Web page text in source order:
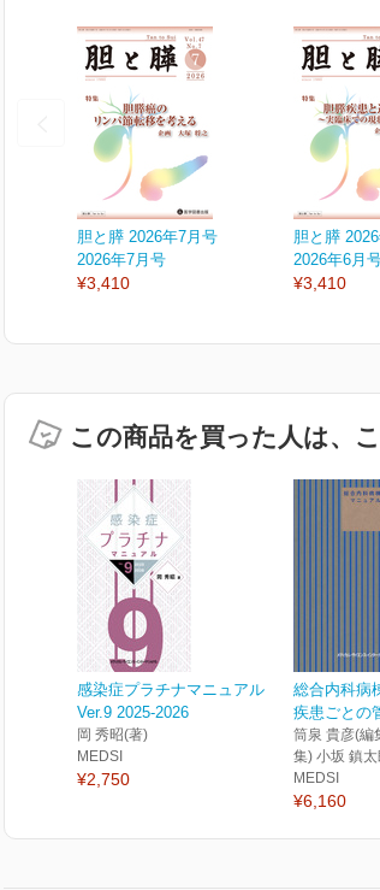
胆と膵 2026年7月号
2026年7月号
¥3,410
胆と膵
2026年6月
¥3,410
この商品を買った人は、
感染症プラチナマニュアル
Ver.9 2025-2026
岡 秀昭(著)
MEDSI
¥2,750
総合内科病
疾患ごとの
筒泉 貴彦(編
集) 小坂 鎮
MEDSI
¥6,160